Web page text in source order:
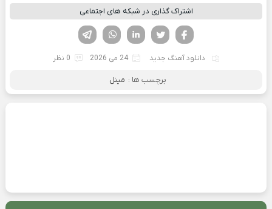
اشتراک گذاری در شبکه های اجتماعی
لینکدین تویتر
فیسوک
دانلود آهنگ جدید 24 می 2026 0 نظر
برچسب ها : مینل